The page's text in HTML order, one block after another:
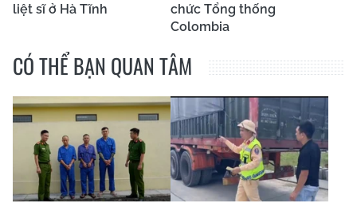
liệt sĩ ở Hà Tĩnh
chức Tổng thống
Colombia
CÓ THỂ BẠN QUAN TÂM